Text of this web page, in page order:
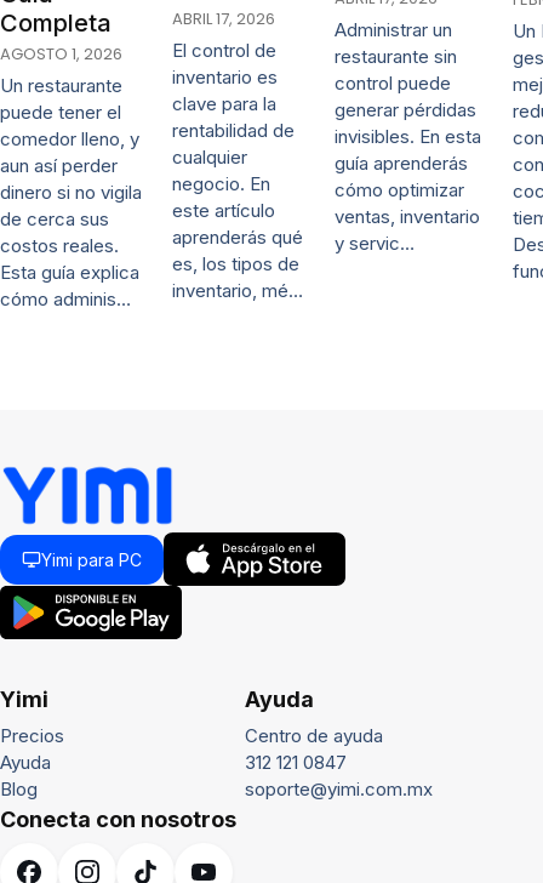
Completa
AGOSTO 1, 2026
Un restaurante
puede tener el
comedor lleno, y
aun así perder
dinero si no vigila
de cerca sus
costos reales.
Esta guía explica
cómo adminis…
ABRIL 17, 2026
El control de
inventario es
clave para la
rentabilidad de
cualquier
negocio. En
este artículo
aprenderás qué
es, los tipos de
inventario, mé…
Administrar un
restaurante sin
control puede
generar pérdidas
invisibles. En esta
guía aprenderás
cómo optimizar
ventas, inventario
y servic…
Un
Yimi para PC
Yimi
Precios
Ayuda
Blog
Ayuda
Centro de ayuda
312 121 0847
soporte@yimi.com.mx
Conecta con nosotros